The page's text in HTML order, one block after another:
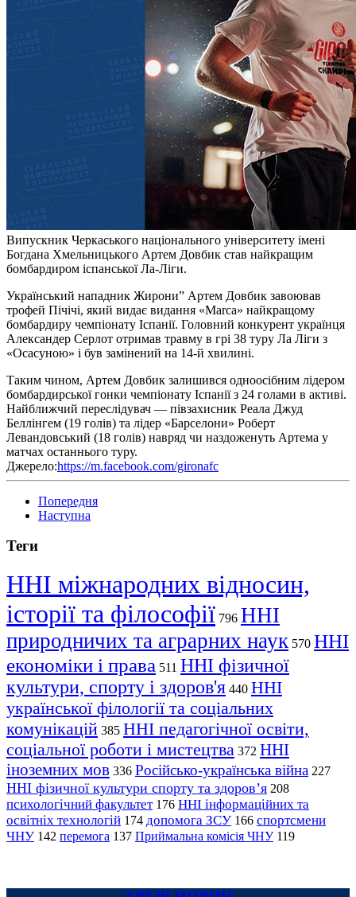
Випускник Черкаського національного університету імені
Богдана Хмельницького Артем Довбик став найкращим
бомбардиром іспанської Ла-Ліги.
Український нападник Жирони” Артем Довбик завоював
трофей Пічічі, який видає видання «Marca» найкращому
бомбардиру чемпіонату Іспанії. Головний конкурент українця
Александер Серлот отримав травму в грі 38 туру Ла Ліги з
«Осасуною» і був замінений на 14-й хвилині.
Таким чином, Артем Довбик залишився одноосібним лідером
бомбардирської гонки чемпіонату Іспанії з 24 голами в активі.
Найближчий переслідувач — півзахисник Реала Джуд
Беллінгем (19 голів) та лідер «Барселони» Роберт
Левандовський (18 голів) навряд чи наздоженуть Артема у
матчах останнього туру.
Джерело:https://m.facebook.com/gironafc
Попередня
Наступна
Теги
ННІ міжнародних відносин,
історії та філософії 796 ННІ
природничих та аграрних наук 570 ННІ
економіки і права 511 ННІ фізичної
культури, спорту і здоров'я 440 ННІ
української філології та соціальних
комунікацій 385 ННІ педагогічної освіти,
соціальної роботи і мистецтва 372 ННІ
іноземних мов 336 Російсько-українська війна 227
ННІ фізичної культури спорту та здоров’я 208
психологічний факультет 176 ННІ інформаційних та
освітніх технологій 174 допомога ЗСУ 166 спортсмени
ЧНУ 142 перемога 137 Приймальна комісія ЧНУ 119